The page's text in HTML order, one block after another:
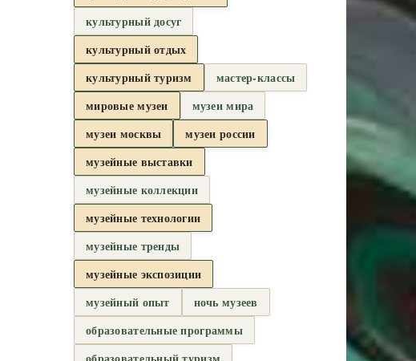
культурный досуг
культурный отдых
культурный туризм
мастер-классы
мировые музеи
музеи мира
музеи москвы
музеи россии
музейные выставки
музейные коллекции
музейные технологии
музейные тренды
музейные экспозиции
музейный опыт
ночь музеев
образовательные программы